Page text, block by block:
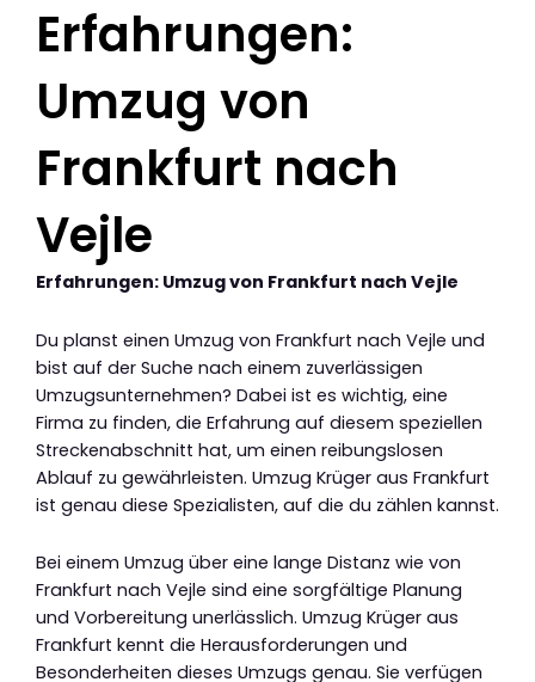
Erfahrungen:
Umzug von
Frankfurt nach
Vejle
Erfahrungen: Umzug von Frankfurt nach Vejle
Du planst einen Umzug von Frankfurt nach Vejle und
bist auf der Suche nach einem zuverlässigen
Umzugsunternehmen? Dabei ist es wichtig, eine
Firma zu finden, die Erfahrung auf diesem speziellen
Streckenabschnitt hat, um einen reibungslosen
Ablauf zu gewährleisten. Umzug Krüger aus Frankfurt
ist genau diese Spezialisten, auf die du zählen kannst.
Bei einem Umzug über eine lange Distanz wie von
Frankfurt nach Vejle sind eine sorgfältige Planung
und Vorbereitung unerlässlich. Umzug Krüger aus
Frankfurt kennt die Herausforderungen und
Besonderheiten dieses Umzugs genau. Sie verfügen